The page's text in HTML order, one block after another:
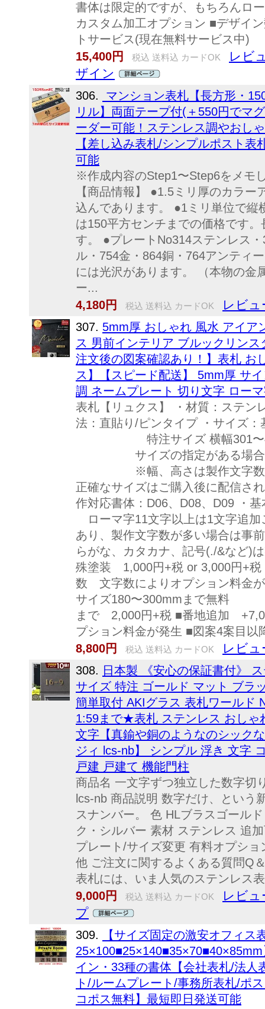
書体は限定的ですが、もちろんロ
カスタム加工オプション ■デ
トサービス(現在無料サービス中)
15,400円
税込 送料込 カードOK
レビ
ザイン
306.
マンション表札【長方形・
リル】両面テープ付(＋550円でマ
ーダー可能！ステンレス調やおし
【差し込み表札/シンプルポスト
可能
※作成内容のStep1〜Step6をメモ
【商品情報】 ●1.5ミリ厚のカラ
込んであります。 ●1ミリ単位で縦
は150平方センチまでの価格です
す。 ●プレートNo314ステンレス
ル・754金・864銅・764アンティ
には光沢があります。 （本物の金
ー...
4,180円
税込 送料込 カードOK レビュ
307. 5mm厚 おしゃれ 風水 アイア
ス 男前インテリア ブルックリン
注文後の図案確認あり！】表札 お
ス】【スピード配送】 5mm厚 サ
調 ネームプレート 切り文字 ロー
表札【リュクス】 ・材質：ステン
法：直貼り/ピンタイプ ・サイズ
特注サイズ 横幅301〜
サイズの指定がある場合は
※幅、高さは製作文
正確なサイズはご購入後に配信さ
作対応書体：D06、D08、D09 ・
ローマ字11文字以上は1文字追加
あり、製作文字数が多い場合は事
らがな、カタカナ、記号(./&など)
殊塗装 1,000円+税 or 3,000円+
数 文字数によりオプション料金
サイズ180〜300mmまで無
まで 2,000円+税 ■番地追加
プション料金が発生 ■図案4案目
8,800円
税込 送料込 カードOK レビュ
308. 日本製 《安心の保証書付》
サイズ 特注 ゴールド マット ブラ
簡単取付 AKIグラス 表札ワールド
1:59まで★表札 ステンレス おしゃ
文字【真鍮や銅のようなのシック
ジィ lcs-nb】 シンプル 浮き 文字
戸建 戸建て 機能門柱
商品名 一文字ずつ独立した数字切
lcs-nb 商品説明 数字だけ、という
スナンバー。 色 HLブラスゴール
ク・シルバー 素材 ステンレス 追
プレート/サイズ変更 有料オプシ
他 ご注文に関するよくある質問Q
表札には、いま人気のステンレス
9,000円
税込 送料込 カードOK
レビュ
プ
309.
【サイズ固定の激安オフィ
イン・33種の書体【会社表札/法人
ト/ルームプレート/事務所表札/ポ
コポス無料】最短即日発送可能